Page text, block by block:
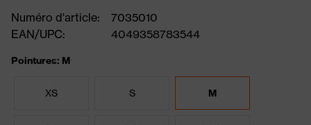
Numéro d'article:
7035010
EAN/UPC:
4049358783544
Pointures: M
XS S M